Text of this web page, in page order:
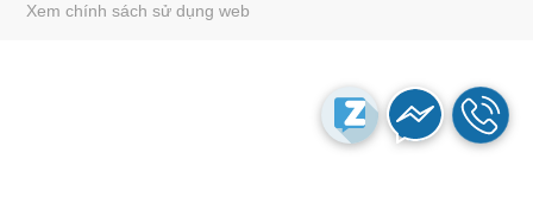
Xem chính sách sử dụng web